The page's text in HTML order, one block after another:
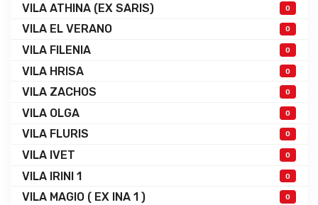
VILA ATHINA (EX SARIS) 0
VILA EL VERANO 0
VILA FILENIA 0
VILA HRISA 0
VILA ZACHOS 0
VILA OLGA 0
VILA FLURIS 0
VILA IVET 0
VILA IRINI 1 0
VILA MAGIO ( EX INA 1 ) 0